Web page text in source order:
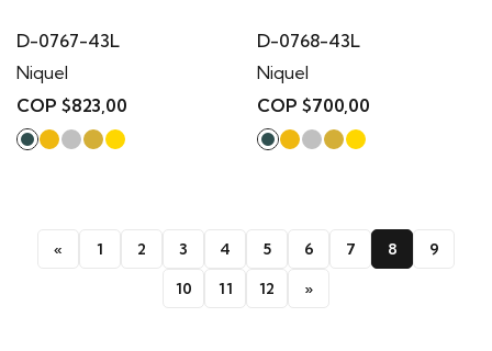
D-0767-43L
Niquel
COP $823,00
D-0768-43L
Niquel
COP $700,00
« 1 2 3 4 5 6 7 8
9
10
11 12 »